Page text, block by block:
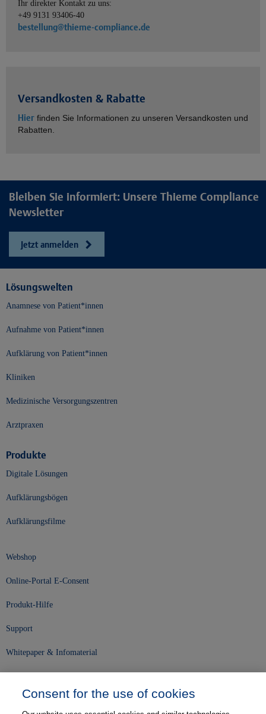
Ihr direkter Kontakt zu uns:
+49 9131 93406-40
bestellung@thieme-compliance.de
Versandkosten & Rabatte
Hier finden Sie Informationen zu unseren Versandkosten und
Rabatten.
Bleiben Sie informiert: Unsere Thieme Compliance
Newsletter
Jetzt anmelden
Lösungswelten
Anamnese von Patient*innen
Aufnahme von Patient*innen
Aufklärung von Patient*innen
Kliniken
Medizinische Versorgungszentren
Arztpraxen
Produkte
Digitale Lösungen
Aufklärungsbögen
Aufklärungsfilme
Webshop
Online-Portal E-Consent
Produkt-Hilfe
Support
Whitepaper & Infomaterial
Consent for the use of cookies